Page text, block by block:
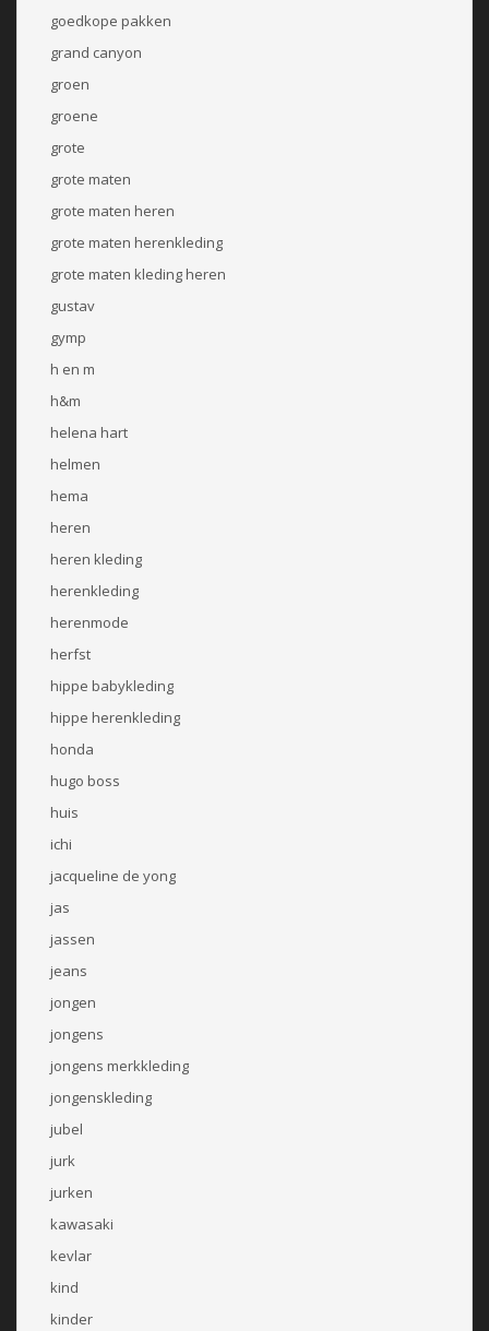
goedkope pakken
grand canyon
groen
groene
grote
grote maten
grote maten heren
grote maten herenkleding
grote maten kleding heren
gustav
gymp
h en m
h&m
helena hart
helmen
hema
heren
heren kleding
herenkleding
herenmode
herfst
hippe babykleding
hippe herenkleding
honda
hugo boss
huis
ichi
jacqueline de yong
jas
jassen
jeans
jongen
jongens
jongens merkkleding
jongenskleding
jubel
jurk
jurken
kawasaki
kevlar
kind
kinder